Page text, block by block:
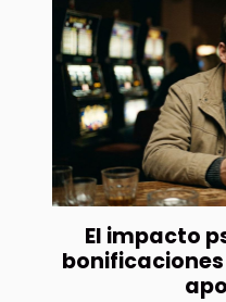
El impacto